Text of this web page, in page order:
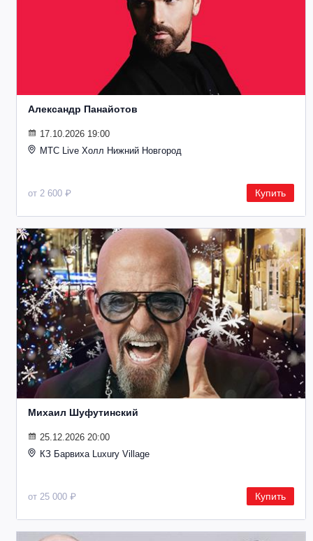
Александр Панайотов
17.10.2026 19:00
МТС Live Холл Нижний Новгород
от 2 600 ₽ Купить
Михаил Шуфутинский
25.12.2026 20:00
КЗ Барвиха Luxury Village
от 25 000 ₽ Купить